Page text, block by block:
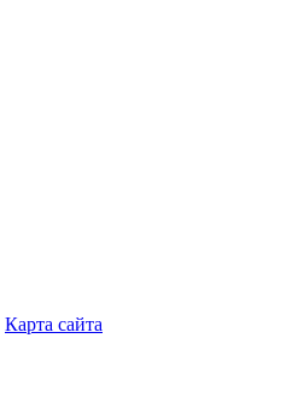
Карта сайта